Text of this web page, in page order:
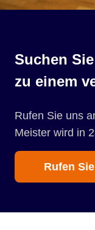
Suchen
zu einem
Rufen Sie uns
Meister wird in
Rufen